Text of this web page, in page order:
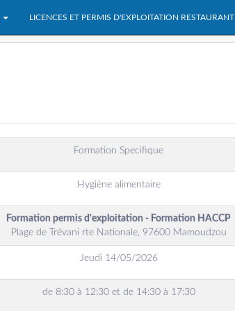
LICENCES ET PERMIS D'EXPLOITATION RESTAURANT
Formation Specifique
Hygiène alimentaire
Formation permis d'exploitation - Formation HACCP
Plage de Trévani rte Nationale, 97600 Mamoudzou
Jeudi 14/05/2026
de 8:30 à 12:30 et de 14:30 à 17:30